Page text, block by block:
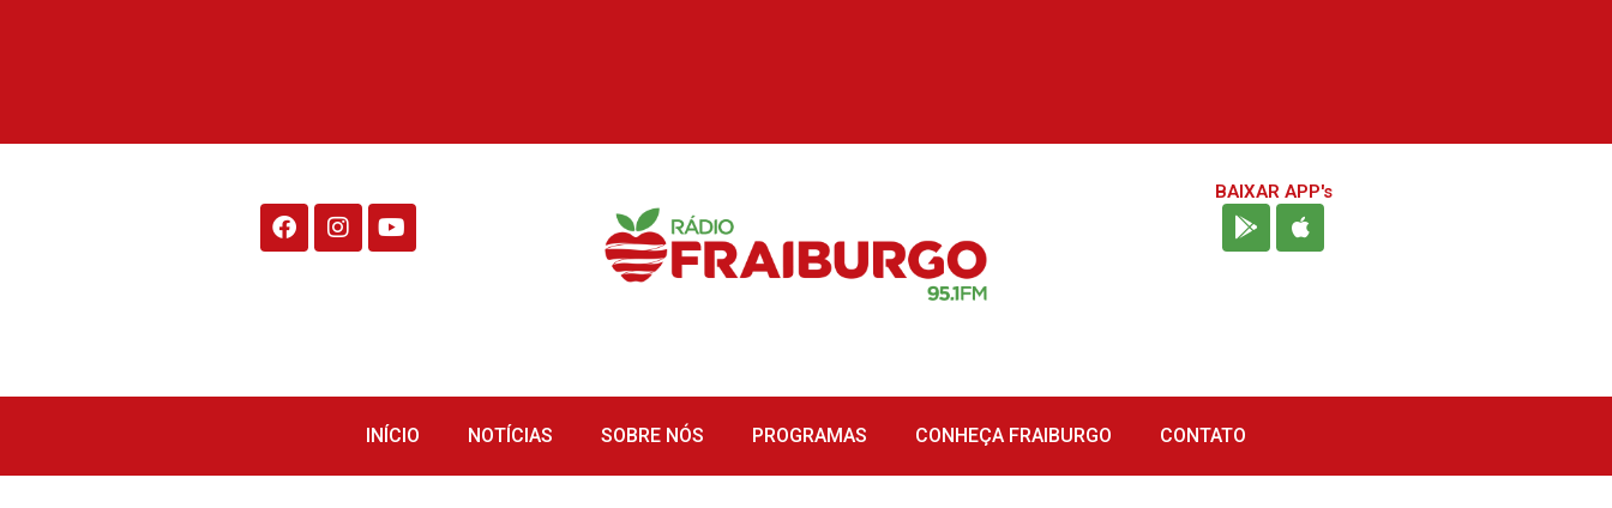
BAIXAR APP's
INÍCIO NOTÍCIAS SOBRE NÓS PROGRAMAS CONHEÇA FRAIBURGO CONTATO